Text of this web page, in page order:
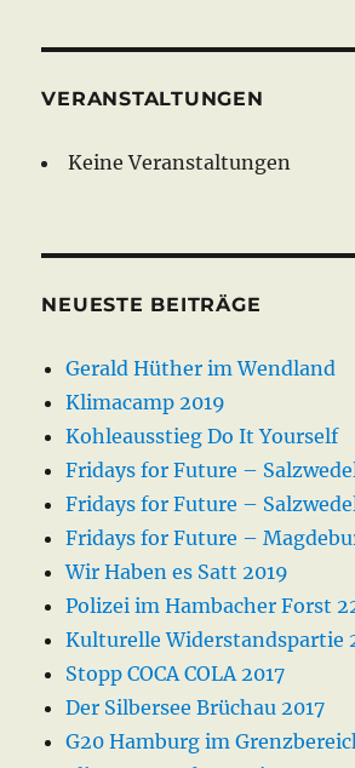
VERANSTALTUNGEN
Keine Veranstaltungen
NEUESTE BEITRÄGE
Gerald Hüther im Wendland
Klimacamp 2019
Kohleausstieg Do It Yourself
Fridays for Future –
Fridays for Future –
Fridays for Future –
Wir Haben es Satt 2019
Polizei im Hambacher Forst
Kulturelle Widerstandspartie
Stopp COCA COLA 2017
Der Silbersee Brüchau 2017
G20 Hamburg im